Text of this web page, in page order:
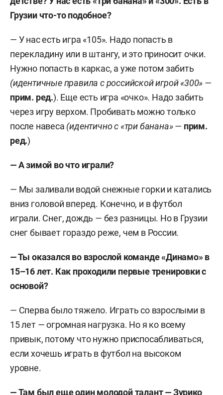
Грузии что-то подобное?
— У нас есть игра «105». Надо попасть в
перекладину или в штангу, и это приносит очки.
Нужно попасть в каркас, а уже потом забить
(идентичные правила с российской игрой «300» —
прим. ред.). Еще есть игра «очко». Надо забить
через игру верхом. Пробивать можно только
после навеса (идентично с «три банана» — прим.
ред.)
—А зимой во что играли?
— Мы заливали водой снежные горки и катались
вниз головой вперед. Конечно, и в футбол
играли. Снег, дождь — без разницы. Но в Грузии
снег бывает гораздо реже, чем в России.
—Ты оказался во взрослой команде «Динамо» в
15–16 лет. Как проходили первые тренировки с
основой?
— Сперва было тяжело. Играть со взрослыми в
15 лет —огромная нагрузка. Но я ко всему
привык, потому что нужно приспосабливаться,
если хочешь играть в футбол на высоком
уровне.
—Там был еще один молодой талант—Зурико